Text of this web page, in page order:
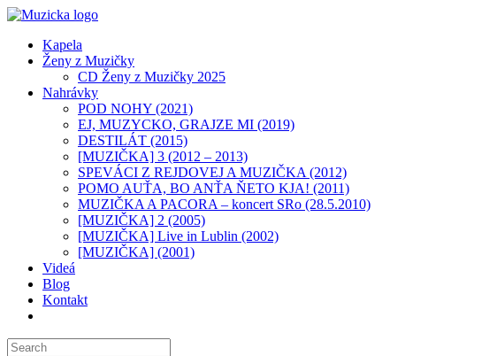
Skip
contentKapela
Ženy z Muzičky
CD Ženy z Muzičky 2025
Nahrávky
POD NOHY (2021)
EJ, MUZYCKO, GRAJZE MI (2019)
DESTILÁT (2015)
[MUZIČKA] 3 (2012 – 2013)
SPEVÁCI Z REJDOVEJ A MUZIČKA (2012)
POMO AUŤA, BO ANŤA ŇETO KJA! (2011)
MUZIČKA A PACORA – koncert SRo (28.5.2010)
[MUZIČKA] 2 (2005)
[MUZIČKA] Live in Lublin (2002)
[MUZIČKA] (2001)​
Videá
Blog
Kontakt
search